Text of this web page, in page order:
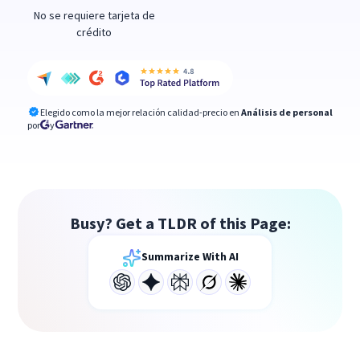
No se requiere tarjeta de
crédito
Elegido como la mejor relación calidad-precio en Análisis de personal
por
y
Busy? Get a TLDR of this Page:
Summarize With AI